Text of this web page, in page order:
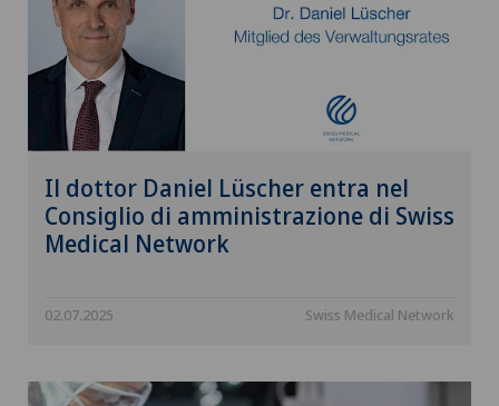
Il dottor Daniel Lüscher entra nel
Consiglio di amministrazione di Swiss
Medical Network
02.07.2025 Swiss Medical Network